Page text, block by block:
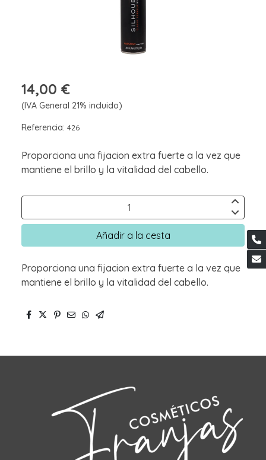
14,00 €
(IVA General 21% incluido)
Referencia: 426
Proporciona una fijacion extra fuerte a la vez que
mantiene el brillo y la vitalidad del cabello.
Añadir a la cesta
Proporciona una fijacion extra fuerte a la vez que
mantiene el brillo y la vitalidad del cabello.